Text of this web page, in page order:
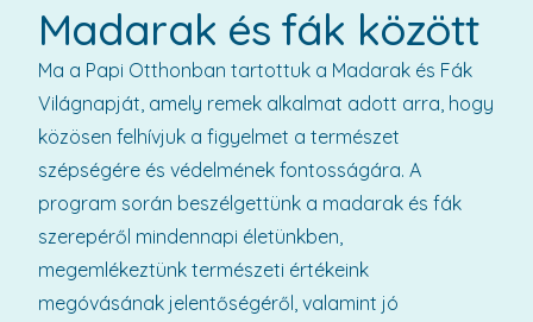
Madarak és fák között
Ma a Papi Otthonban tartottuk a Madarak és Fák
Világnapját, amely remek alkalmat adott arra, hogy
közösen felhívjuk a figyelmet a természet
szépségére és védelmének fontosságára. A
program során beszélgettünk a madarak és fák
szerepéről mindennapi életünkben,
megemlékeztünk természeti értékeink
megóvásának jelentőségéről, valamint jó